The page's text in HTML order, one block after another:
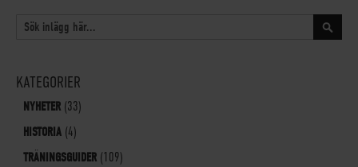
SÖK
KATEGORIER
NYHETER (33)
HISTORIA (4)
TRÄNINGSGUIDER (109)